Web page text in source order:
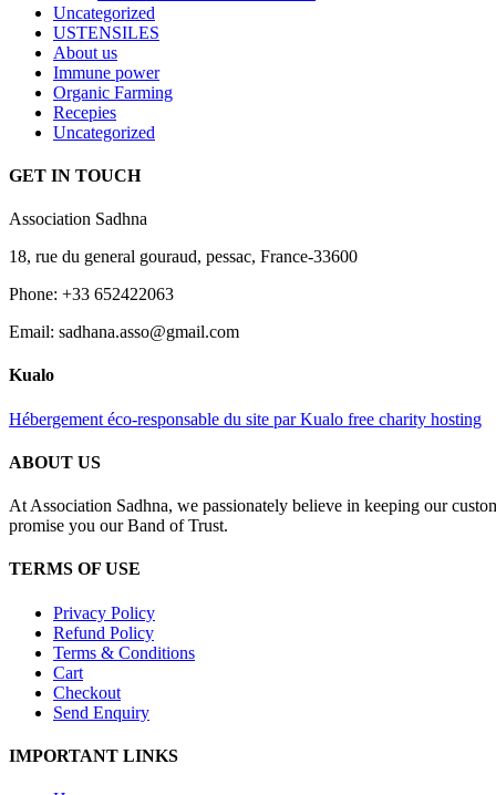
Uncategorized
USTENSILES
About us
Immune power
Organic Farming
Recepies
Uncategorized
GET IN TOUCH
Association Sadhna
18, rue du general gouraud, pessac, France-33600
Phone: +33 652422063
Email: sadhana.asso@gmail.com
Kualo
Hébergement éco-responsable du site par Kualo free charity hosting
ABOUT US
At Association Sadhna, we passionately believe in keeping our
promise you our Band of Trust.
TERMS OF USE
Privacy Policy
Refund Policy
Terms & Conditions
Cart
Checkout
Send Enquiry
IMPORTANT LINKS